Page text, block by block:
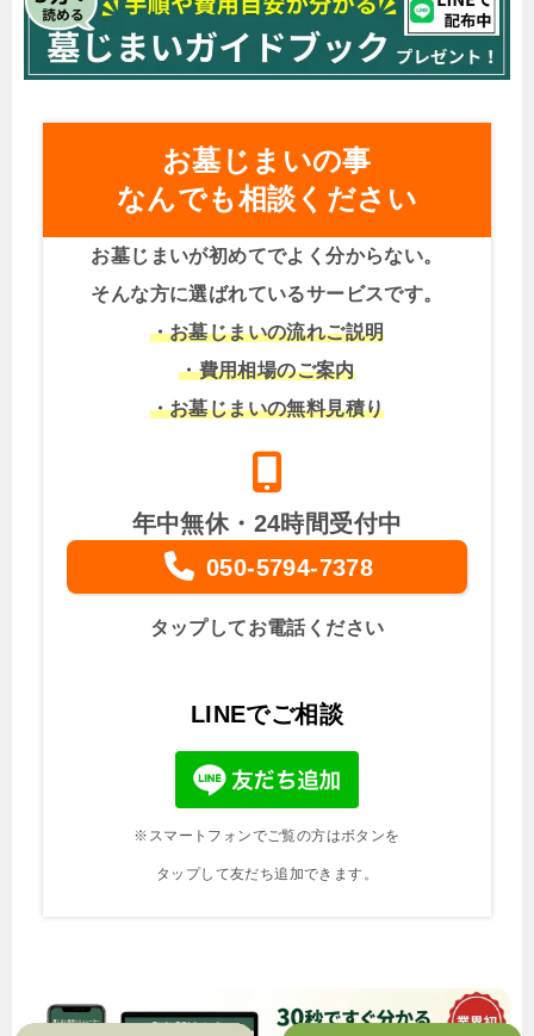
お墓じまいの事
なんでも相談ください
お墓じまいが初めてでよく分からない。
そんな方に選ばれているサービスです。
・お墓じまいの流れご説明
・費用相場のご案内
・お墓じまいの無料見積り
年中無休・24時間受付中
050-5794-7378
タップしてお電話ください
LINEでご相談
※スマートフォンでご覧の方はボタンを
タップして友だち追加できます。